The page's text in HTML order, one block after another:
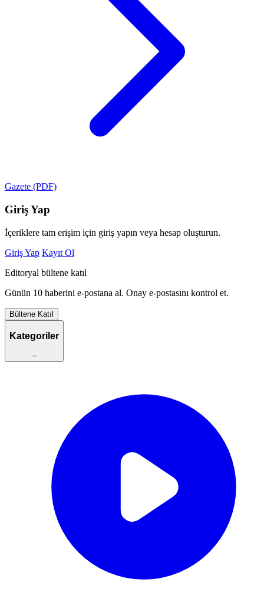
Gazete (PDF)
Giriş Yap
İçeriklere tam erişim için giriş yapın veya hesap oluşturun.
Giriş Yap Kayıt Ol
Editoryal bültene katıl
Günün 10 haberini e-postana al. Onay e-postasını kontrol et.
Bültene Katıl
Kategoriler
–